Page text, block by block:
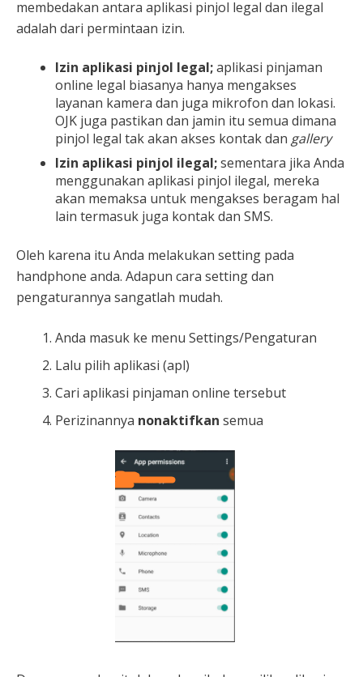
membedakan antara aplikasi pinjol legal dan ilegal
adalah dari permintaan izin.
Izin aplikasi pinjol legal;aplikasi pinjaman
online legal biasanya hanya mengakses
layanan kamera dan juga mikrofon dan lokasi.
OJK juga pastikan dan jamin itu semua dimana
pinjol legal tak akan akses kontak dan gallery
Izin aplikasi pinjol ilegal;sementara jika Anda
menggunakan aplikasi pinjol ilegal, mereka
akan memaksa untuk mengakses beragam hal
lain termasuk juga kontak dan SMS.
Oleh karena itu Anda melakukan setting pada
handphone anda. Adapun cara setting dan
pengaturannya sangatlah mudah.
Anda masuk ke menu Settings/Pengaturan
Lalu pilih aplikasi (apl)
Cari aplikasi pinjaman online tersebut
Perizinannya nonaktifkan semua